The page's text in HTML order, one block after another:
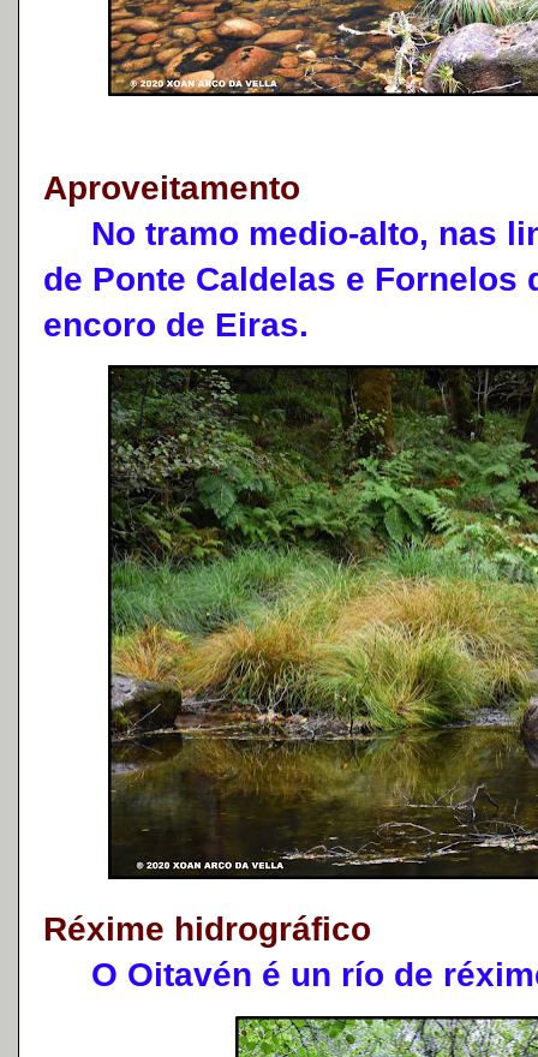
Aproveitamento
No tramo medio-alto, nas
de Ponte Caldelas e Fornelos
encoro de Eiras.
Réxime hidrográfico
O Oitavén é un río de